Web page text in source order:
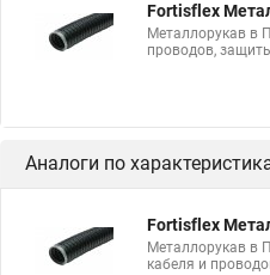
Fortisflex
Металлорукав в
проводов,
Аналоги по
Fortisflex
Металлорукав в
кабеля и